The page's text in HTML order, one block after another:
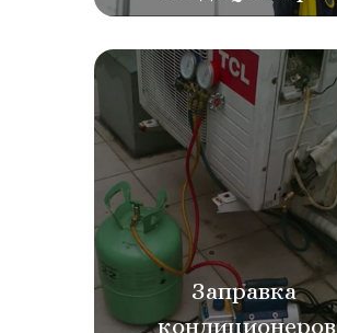
Заправка
кондиционеров